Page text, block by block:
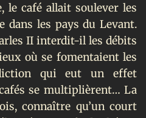
le café allait soulever les
dans les pays du Levant.
II interdit-il les débits
où se fomentaient les
qui eut un effet
se multiplièrent… La
connaître qu’un court